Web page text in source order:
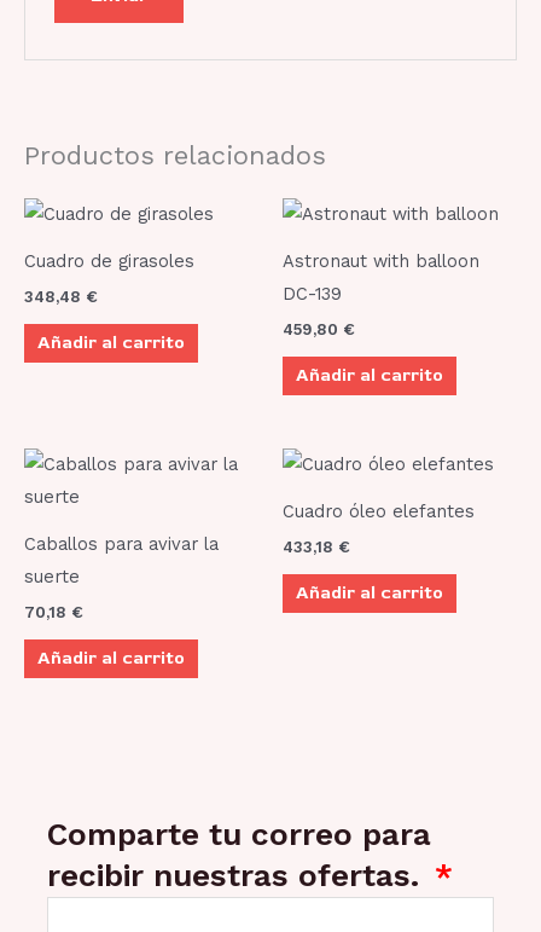
Productos relacionados
Cuadro de girasoles
348,48 €
Añadir al carrito
Astronaut with balloon
DC-139
459,80 €
Añadir al carrito
Caballos para avivar la
suerte
70,18 €
Añadir al carrito
Cuadro óleo elefantes
433,18 €
Añadir al carrito
Comparte tu correo para
recibir nuestras ofertas.